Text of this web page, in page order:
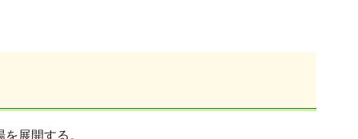
展開する。